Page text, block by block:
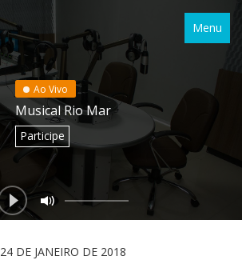
Menu
Ao Vivo
Musical Rio Mar
Participe
24 DE JANEIRO DE 2018